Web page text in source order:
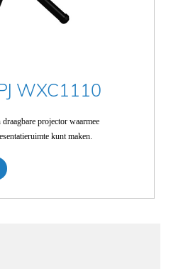
WXC1110
projector waarmee
kunt maken.